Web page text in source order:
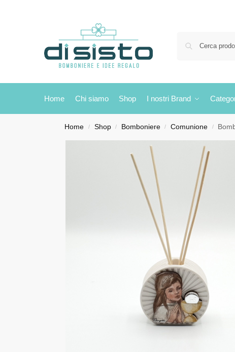
Home Chi siamo Shop I nostri Brand
Home / Shop / Bomboniere / Comunione /